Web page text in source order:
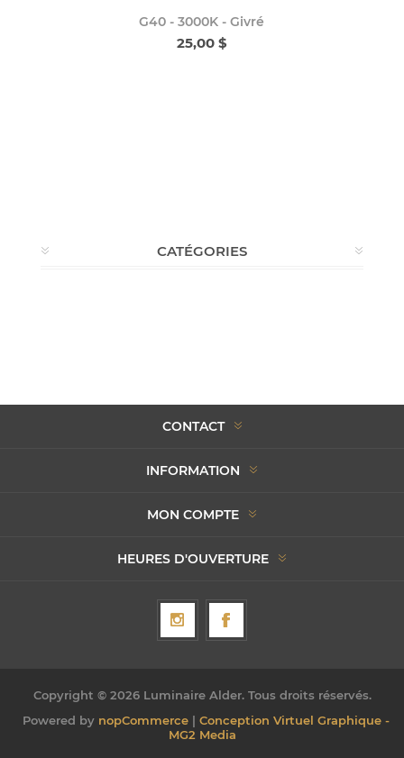
G40 - 3000K - Givré
25,00 $
CATÉGORIES
CONTACT
INFORMATION
MON COMPTE
HEURES D'OUVERTURE
Copyright © 2026 Luminaire Alder. Tous droits réservés.
Powered by nopCommerce| Conception Virtuel Graphique -
MG2 Media